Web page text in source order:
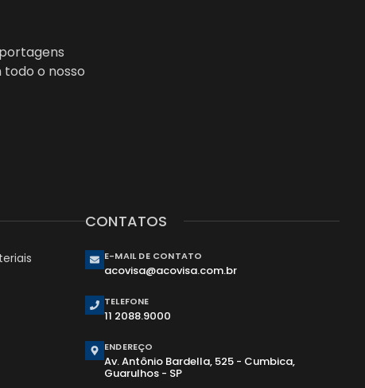
o nosso
CONTATOS
E-MAIL DE CONTATO
acovisa@acovisa.com.br
TELEFONE
11 2088.9000
ENDEREÇO
Av. Antônio Bardella, 525 - Cumbica,
Guarulhos - SP